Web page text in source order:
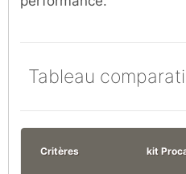
Tableau
Critères kit